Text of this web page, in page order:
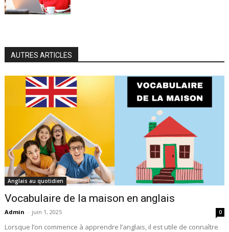
AUTRES ARTICLES
Anglais au quotidien
Vocabulaire de la maison en anglais
Admin - juin 1, 2025 0
Lorsque l’on commence à apprendre l’anglais, il est utile de connaître